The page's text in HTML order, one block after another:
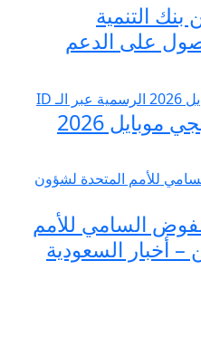
التنمية
على الدعم
خطوات شحن شدات ببجي موبايل 2026
السامي للأمم
– أخبار السعودية